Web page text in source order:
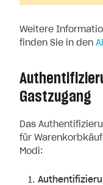
Weitere
finden Sie in den
Gastzugang
Das
für
Modi: